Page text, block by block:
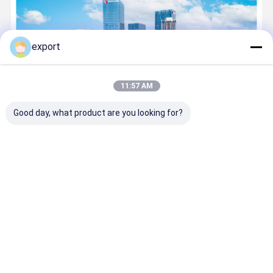
export
11:57 AM
Good day, what product are you looking for?